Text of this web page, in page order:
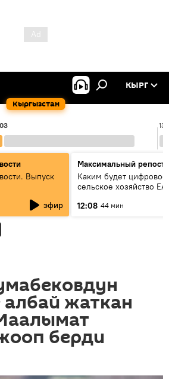
Кыргызстан
КЫРГ
Выпуск
эфир
Максимальный репост
Каким будет цифровое
сельское хозяйство
12:08 44 мин
жаткан
берди